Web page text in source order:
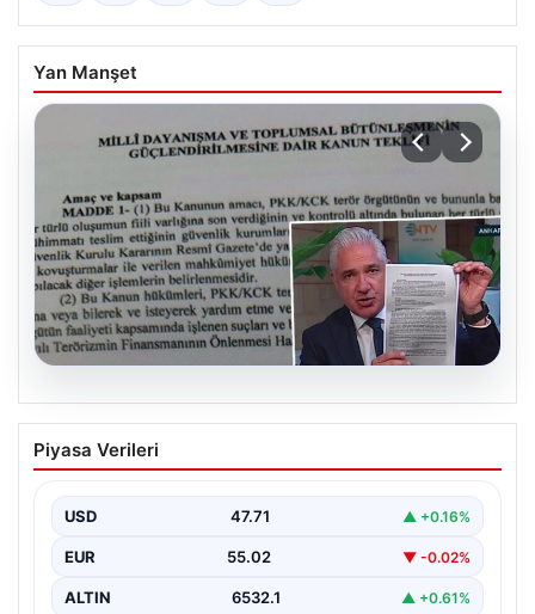
Yan Manşet
05.08.2026
Süreç yasası teklifi tamamlandı. İşte
madde madde kanun teklifi ve
Piyasa Verileri
USD 47.71 ▲ +0.16%
EUR 55.02 ▼ -0.02%
ALTIN 6532.1 ▲ +0.61%